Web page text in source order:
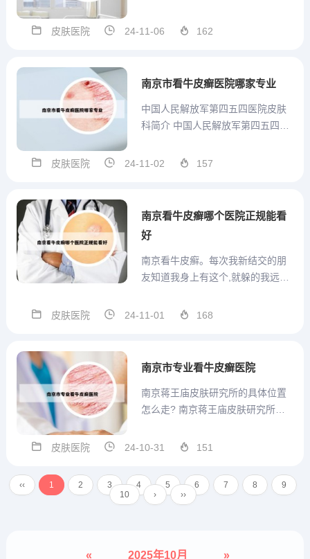
成，是一家集组织严密与功能齐全
医院建邺分院 明基医院是一家大型
皮肤医院 24-11-06 162
南京市看牛皮癣医院哪家专业
中国人民解放军第四五四医院皮肤
科简介 中国人民解放军第四五四医
家的重要汇聚地，包括江苏省中医
全层。这个科室由原中医门诊科室
皮肤医院 24-11-02 157
南京看牛皮癣哪个医院正规能看
好
南京看牛皮癣。每次我新结交的朋
友知道我身上有这个,就躲的我远远
京，上海都去过了。 花了十几万
到了景阳西路85号 姓刘的阿姨那
皮肤医院 24-11-01 168
南京市专业看牛皮癣医院
南京蒋王庙皮肤研究所的具体位置
怎么走? 南京蒋王庙皮肤研究所即
所。地址： 江苏省南京市蒋王庙街
约40米，到达供销商厦站。乘坐D8
路，经过6站，到达马家圩站。换乘
皮肤医院 24-10-31 151
‹‹ 1 2 3 4 5 6 7 8
9
10
› ››
« 2025年10月 »